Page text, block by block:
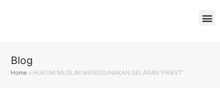
Blog
Home » HUKUM MUSLIM MENGGUNAKAN GELARAN ‘PRIEST’